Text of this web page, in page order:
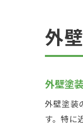
外
外壁塗
外壁塗装
す。特に